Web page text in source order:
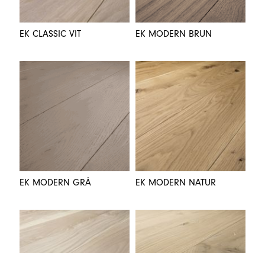
EK CLASSIC VIT EK MODERN BRUN
EK MODERN GRÅ EK MODERN NATUR